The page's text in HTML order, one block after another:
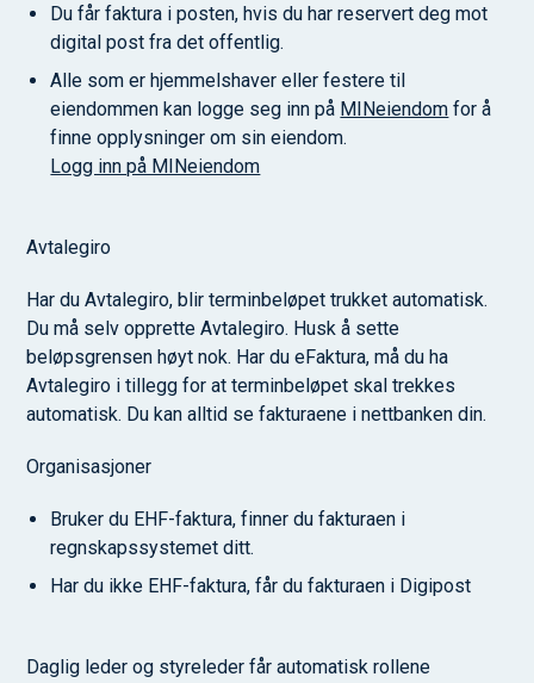
Du får faktura i posten, hvis du har reservert deg mot
digital post fra det offentlig.
Alle som er hjemmelshaver eller festere til
eiendommen kan logge seg inn på MINeiendom for å
finne opplysninger om sin eiendom.
Logg inn på MINeiendom
Avtalegiro
Har du Avtalegiro, blir terminbeløpet trukket automatisk.
Du må selv opprette Avtalegiro. Husk å sette
beløpsgrensen høyt nok. Har du eFaktura, må du ha
Avtalegiro i tillegg for at terminbeløpet skal trekkes
automatisk. Du kan alltid se fakturaene i nettbanken din.
Organisasjoner
Bruker du EHF-faktura, finner du fakturaen i
regnskapssystemet ditt.
Har du ikke EHF-faktura, får du fakturaen i Digipost
Daglig leder og styreleder får automatisk rollene